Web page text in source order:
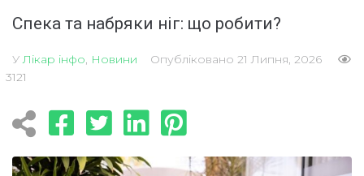
Спека та набряки ніг: що робити?
УЛікар інфо, Новини Опубліковано 21 Липня, 2026
3121